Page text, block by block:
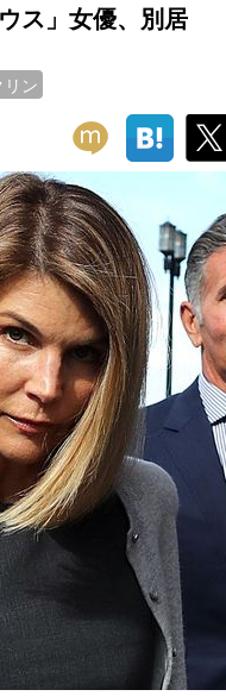
ス」女優、別居
リン